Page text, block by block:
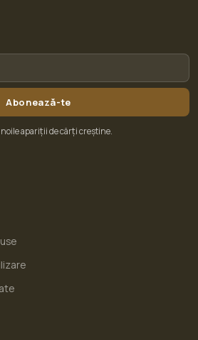
Abonează-te
apariții de cărți creștine.